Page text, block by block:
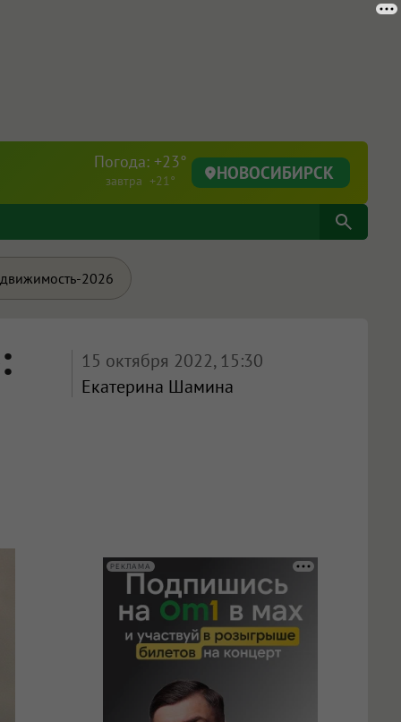
Погода: +23°
завтра +21° НОВОСИБИРСК
2026
15 октября 2022, 15:30
Екатерина Шамина
РЕКЛАМА